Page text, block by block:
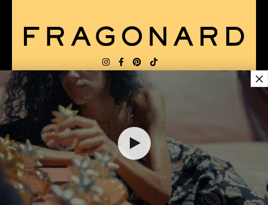
$ 10.00
AGGIUNGERE AL CARRELLO
CONSEGNA: US LINGUA:
ELETTO MIGLIOR SITO DI COMMERCIO
Online 2025 dalla rivista Capital
×